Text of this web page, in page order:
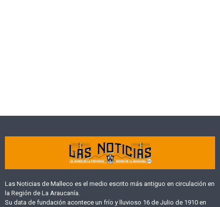
Las Noticias de Malleco es el medio escrito más antiguo en circulación en
la Región de La Araucanía.
Su data de fundación acontece un frío y lluvioso 16 de Julio de 1910 en